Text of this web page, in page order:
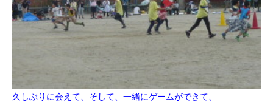
久しぶりに会えて、そして、一緒にゲームができて、